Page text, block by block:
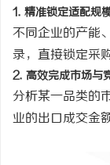
1. 精准锁定适配规
不同企业的产能
录，直接锁定采
2. 高效完成市场与
分析某一品类的
业的出口成交金